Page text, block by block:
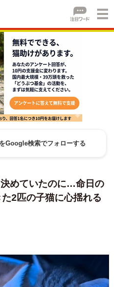
Google検索でフォローする
決めていたのに…命日の
2匹の子猫に心揺れる